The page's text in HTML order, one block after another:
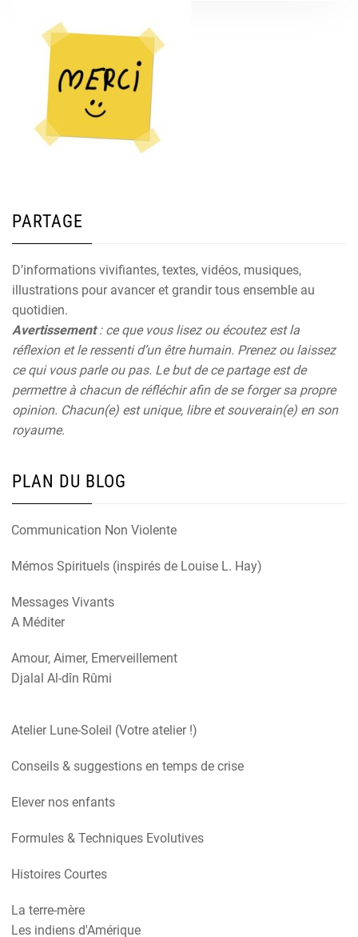
PARTAGE
D’informations vivifiantes, textes, vidéos, musiques,
illustrations pour avancer et grandir tous ensemble au
quotidien.
Avertissement: ce que vous lisez ou écoutez est la
réflexion et le ressenti d’un être humain. Prenez ou laissez
ce qui vous parle ou pas. Le but de ce partage est de
permettre à chacun de réfléchir afin de se forger sa propre
opinion. Chacun(e) est unique, libre et souverain(e) en son
royaume.
PLAN DU BLOG
Communication Non Violente
Mémos Spirituels (inspirés de Louise L. Hay)
Messages Vivants
A Méditer
Amour, Aimer, Emerveillement
Djalal Al-dîn Rûmi
Atelier Lune-Soleil (Votre atelier !)
Conseils & suggestions en temps de crise
Elever nos enfants
Formules & Techniques Evolutives
Histoires Courtes
La terre-mère
Les indiens d'Amérique